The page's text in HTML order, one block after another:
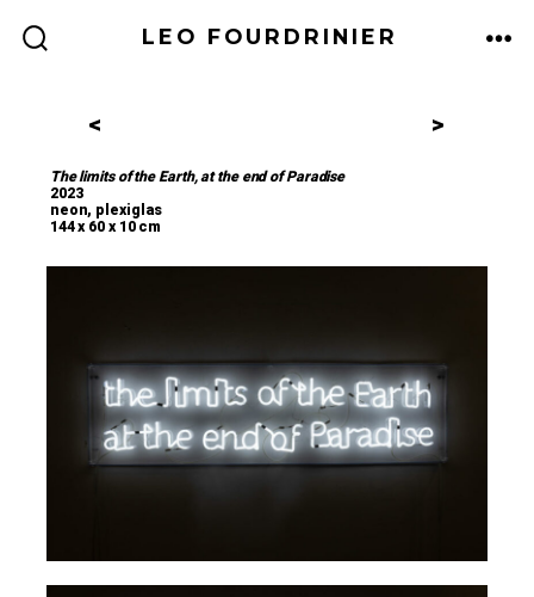
LEO FOURDRINIER
< >
The limits of the Earth, at the end of Paradise
2023
neon, plexiglas
144 x 60 x 10 cm